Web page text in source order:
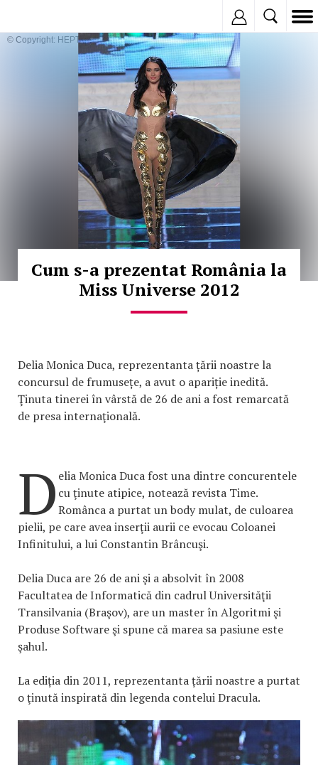
© Copyright: HEPTA
Cum s-a prezentat România la
Miss Universe 2012
Delia Monica Duca, reprezentanta țării noastre la
concursul de frumusețe, a avut o apariție inedită.
Ţinuta tinerei în vârstă de 26 de ani a fost remarcată
de presa internaţională.
D elia Monica Duca fost una dintre concurentele
cu ţinute atipice, notează revista Time.
Românca a purtat un body mulat, de culoarea
pielii, pe care avea inserţii aurii ce evocau Coloanei
Infinitului, a lui Constantin Brâncuşi.
Delia Duca are 26 de ani şi a absolvit în 2008
Facultatea de Informatică din cadrul Universităţii
Transilvania (Braşov), are un master în Algoritmi şi
Produse Software şi spune că marea sa pasiune este
şahul.
La ediția din 2011, reprezentanta țării noastre a purtat
o ţinută inspirată din legenda contelui Dracula.